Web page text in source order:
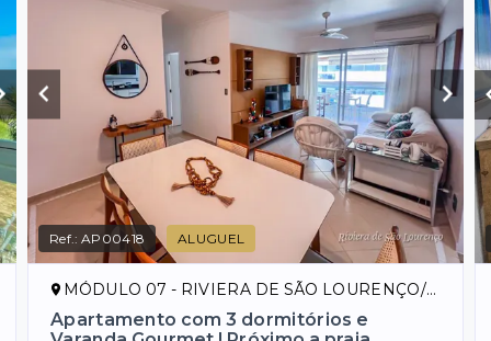
Ref.:AP00418 ALUGUEL
MÓDULO 07 - RIVIERA DE SÃO LOURENÇO/SP
Apartamento com 3 dormitórios e